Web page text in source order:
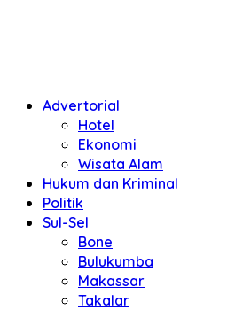
Advertorial
Hotel
Ekonomi
Wisata Alam
Hukum dan Kriminal
Politik
Sul-Sel
Bone
Bulukumba
Makassar
Takalar